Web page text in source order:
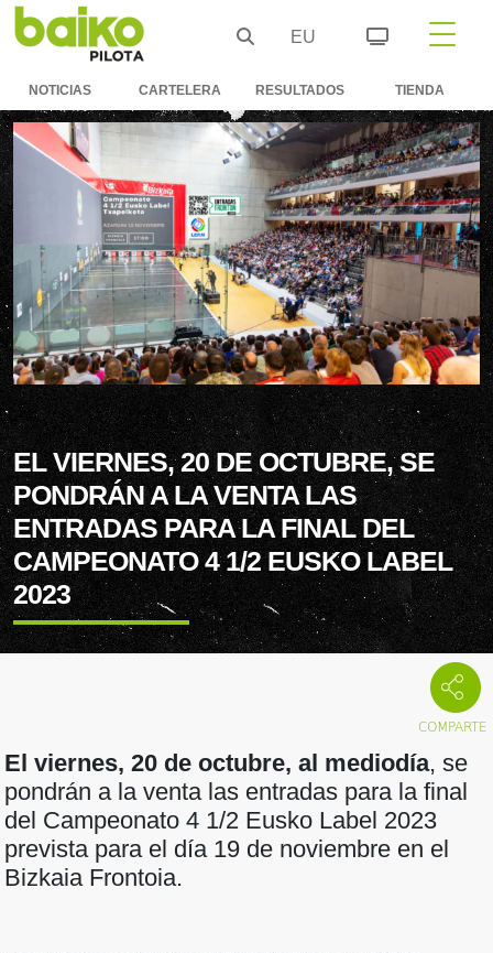
EU
NOTICIAS CARTELERA RESULTADOS TIENDA
EL VIERNES, 20 DE OCTUBRE, SE
PONDRÁN A LA VENTA LAS
ENTRADAS PARA LA FINAL DEL
CAMPEONATO 4 1/2 EUSKO LABEL
2023
El viernes, 20 de octubre, al mediodía, se
pondrán a la venta las entradas para la final
del Campeonato 4 1/2 Eusko Label 2023
prevista para el día 19 de noviembre en el
Bizkaia Frontoia.